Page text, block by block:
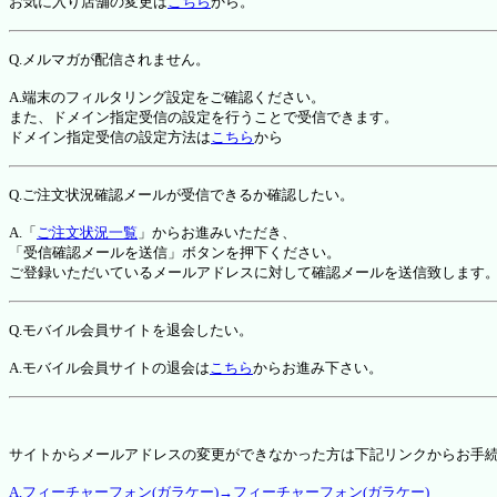
Q.メルマガが配信されません。
A.端末のフィルタリング設定をご確認ください。
また、ドメイン指定受信の設定を行うことで受信できます。
ドメイン指定受信の設定方法はこちらから
Q.ご注文状況確認メールが受信できるか確認したい。
A.「 ご注文状況一覧 」からお進みいただき、
「受信確認メールを送信」ボタンを押下ください。
ご登録いただいているメールアドレスに対して確認メールを送信致します。
Q.モバイル会員サイトを退会したい。
A.モバイル会員サイトの退会はこちらからお進み下さい。
サイトからメールアドレスの変更ができなかった方は下記リンクからお手
A.フィーチャーフォン(ガラケー)→フィーチャーフォン(ガラケー)